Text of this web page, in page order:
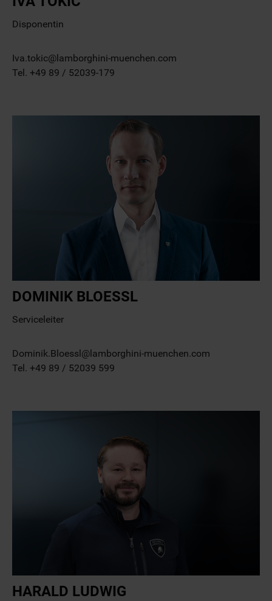
Disponentin
Iva.tokic@lamborghini-muenchen.com
Tel. +49 89 / 52039-179
DOMINIK BLOESSL
Serviceleiter
Dominik.Bloessl@lamborghini-muenchen.com
Tel. +49 89 / 52039 599
HARALD LUDWIG